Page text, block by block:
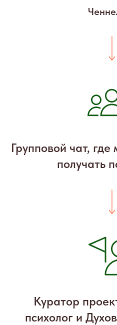
Групповой чат,
получать
Куратор
психолог и